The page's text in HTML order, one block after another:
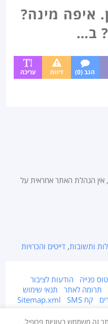
איפה מינה?
ב…
הגב (0) דיווח עריכה
אין הנהלת האתר אחראית על
ותשובות, דייטים והכרויות
פנייה
הודעות לציבור
תרומה לאתר
תנאי שימוש
קח SMS Sitemap.xml
זה משתמש בעוגיות פרופיל,